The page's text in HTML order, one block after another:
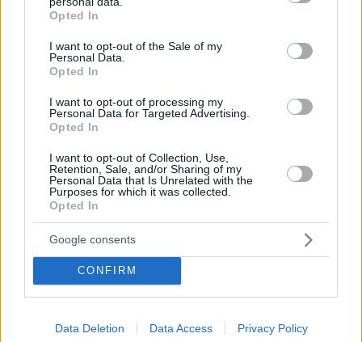
grant or deny consent to Google and its third-party tags to
use your data for below specified purposes in below Google
consent section.
Opted In
I want to opt-out of the Sale of my
Personal Data.
Opted In
I want to opt-out of processing my
Personal Data for Targeted Advertising.
Opted In
I want to opt-out of Collection, Use,
Retention, Sale, and/or Sharing of my
Personal Data that Is Unrelated with the
Purposes for which it was collected.
Opted In
Google consents
CONFIRM
Data Deletion Data Access Privacy Policy
Τροχαίο ατύχημα για τον Mike, η ανάρτηση του ράπερ
πριν 18 λεπτά
5 ιστορικές εκκλησίες που αξίζει να γνωρίσετε στην
παλιά πόλη της Κέρκυρας
πριν 20 λεπτά
ΔΕΙΤΕ ΟΛΕΣ ΤΙΣ ΕΙΔΗΣΕΙΣ
ΤΑ ΠΙΟ ΔΗΜΟΦΙΛΗ